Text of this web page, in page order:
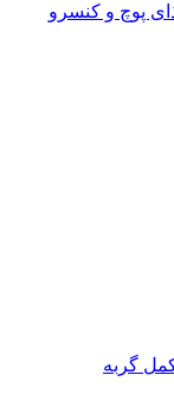
پوچ و کنسرو
گربه